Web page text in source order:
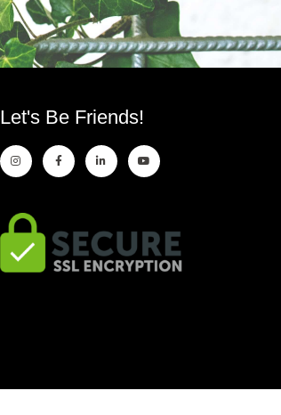
Let's Be Friends!